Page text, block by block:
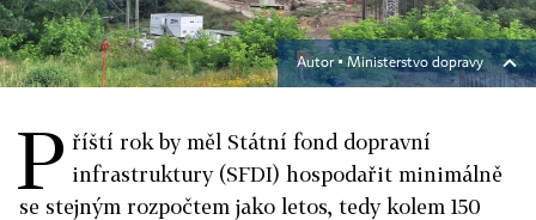
Autor ▪Ministerstvo dopravy
P říští rok by měl Státní fond dopravní
infrastruktury (SFDI) hospodařit minimálně
se stejným rozpočtem jako letos, tedy kolem 150